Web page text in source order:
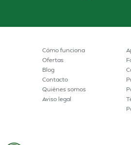
Cómo funciona
Ofertas
Blog
Contacto
Quiénes somos
Aviso legal